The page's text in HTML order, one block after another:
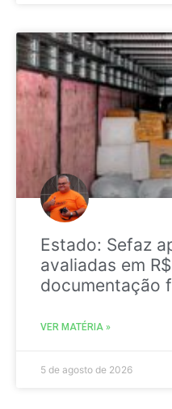
Estado: Sefaz
avaliadas em
documentação
VER MATÉRIA »
5 de agosto de 2026